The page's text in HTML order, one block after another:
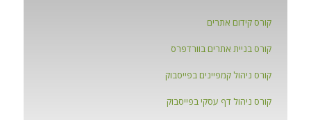
קורס קידום אתרים
קורס בניית אתרים בוורדפרס
קורס ניהול קמפיינים בפייסבוק
קורס ניהול דף עסקי בפייסבוק